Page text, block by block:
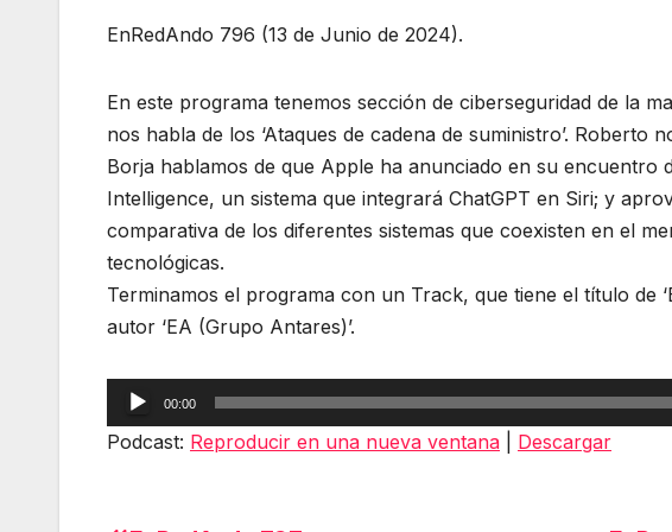
EnRedAndo 796 (13 de Junio de 2024).
En este programa tenemos sección de ciberseguridad de la
nos habla de los ‘Ataques de cadena de suministro’. Roberto
Borja hablamos de que Apple ha anunciado en su encuentro
Intelligence, un sistema que integrará ChatGPT en Siri; y
comparativa de los diferentes sistemas que coexisten en el
tecnológicas.
Terminamos el programa con un Track, que tiene el título de
autor ‘EA (Grupo Antares)’.
Reproductor
de
00:00
Podcast: Reproducir en una nueva ventana Descargar